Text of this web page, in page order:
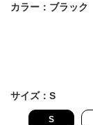
カラー： ブラック
サイズ： S
S